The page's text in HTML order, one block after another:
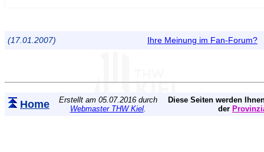
(17.01.2007) Ihre Meinung im Fan-Forum?
Home
Erstellt am 05.07.2016 durch
Webmaster THW Kiel.
Diese Seiten werden
der